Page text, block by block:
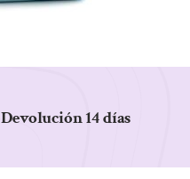
Devolución 14 días